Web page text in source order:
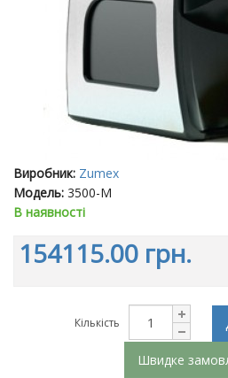
Виробник: Zumex
Модель: 3500-M
В наявності
154115.00 грн.
Кількість
Швидке